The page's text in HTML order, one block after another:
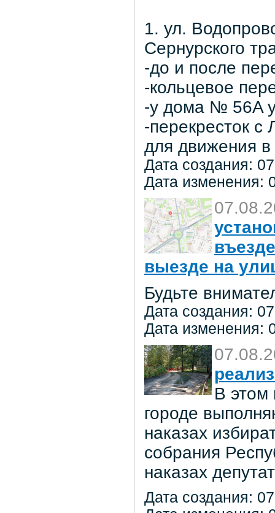
1. ул.
Сернурского
-до и после
-кольцевое
-у дома № 56A
-перекресток с
для движения
Дата создания:
Дата изменения:
выезде на
Будьте
Дата создания:
Дата изменения:
В этом
городе
наказах
собрания
наказах
Дата создания: